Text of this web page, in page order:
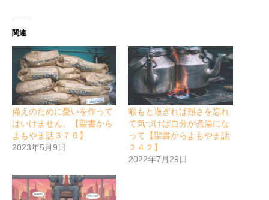
関連
備えのために憂いを作って
はいけません。【聖書から
よもやま話３７６】
2023年5月9日
喉もと過ぎれば熱さを忘れ
て気づけば自分が煮湯にな
って【聖書からよもやま話
２４２】
2022年7月29日